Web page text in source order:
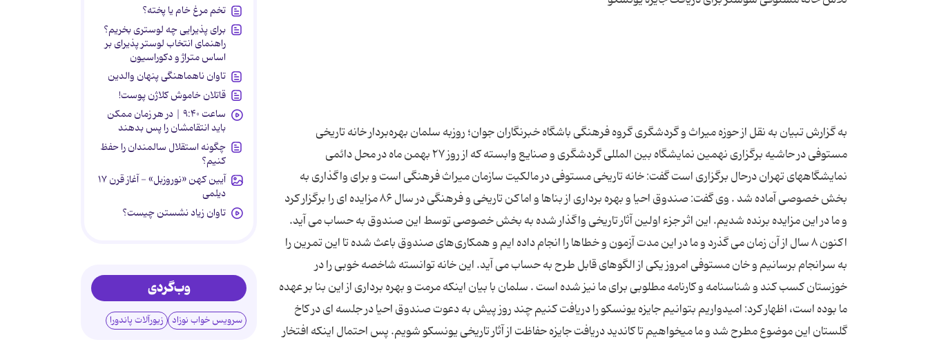
به گزارش تبیان به نقل از حوزه میراث و گردشگری گروه فرهنگی باشگاه خبرنگاران جوان؛ روزبه سلمان بهره‌بردار خانه تاریخی
مستوفی در حاشیه برگزاری نهمین نمایشگاه بین المللی گردشگری و صنایع وابسته که از روز ۲۷ بهمن ماه در محل دائمی
نمایشگاههای تهران درحال برگزاری است گفت: خانه تاریخی مستوفی در مالکیت سازمان میراث فرهنگی است و برای واگذاری به
بخش خصوصی آماده شد . وی گفت: صندوق احیا و بهره برداری از بناها و اماکن تاریخی و فرهنگی در سال ۸۶ مزایده ای را برگزار کرد
و ما در این مزایده برنده شدیم. این اثر جزء اولین آثار تاریخی واگذار شده به بخش خصوصی توسط این صندوق به حساب می آید.
اکنون ۸ سال از آن زمان می گذرد و ما در این مدت آزمون و خطاها را انجام داده ایم و همکاری‌های صندوق باعث شده تا این تمرین را
به سرانجام برسانیم و خان مستوفی امروز یکی از الگوهای قابل طرح به حساب می آید. این خانه توانسته شاخصه خوبی را در
خوزستان کسب کند و شناسنامه و کارنامه مطلوبی برای ما نیز شده است . سلمان با بیان اینکه مرمت و بهره برداری از این بنا بر عهده
ما بوده است، اظهار کرد: امیدواریم بتوانیم جایزه یونسکو را دریافت کنیم چند روز پیش به دعوت صندوق احیا در جلسه ای در کاخ
گلستان این موضوع مطرح شد و ما میخواهیم تا کاندید دریافت جایزه حفاظت از آثار تاریخی یونسکو شویم. پس احتمال اینکه افتخار
تخم مرغ خام یا پخته؟
برای پذیرایی چه لوستری بخریم؟
راهنمای انتخاب لوستر پذیرای بر
اساس متراژ و دکوراسیون
تاوان ناهماهنگی پنهان والدین
قاتلان خاموش کلاژن پوست!
ساعت ۹:۴۰ | در هر زمان ممکن
باید انتقامشان را پس بدهند
چگونه استقلال سالمندان را حفظ
کنیم؟
آیین کهن «نوروزبل» - آغاز قرن ۱۷
دیلمی
تاوان زیاد نشستن چیست؟
وب‌گردی
سرویس خواب نوزاد زیورآلات پاندورا